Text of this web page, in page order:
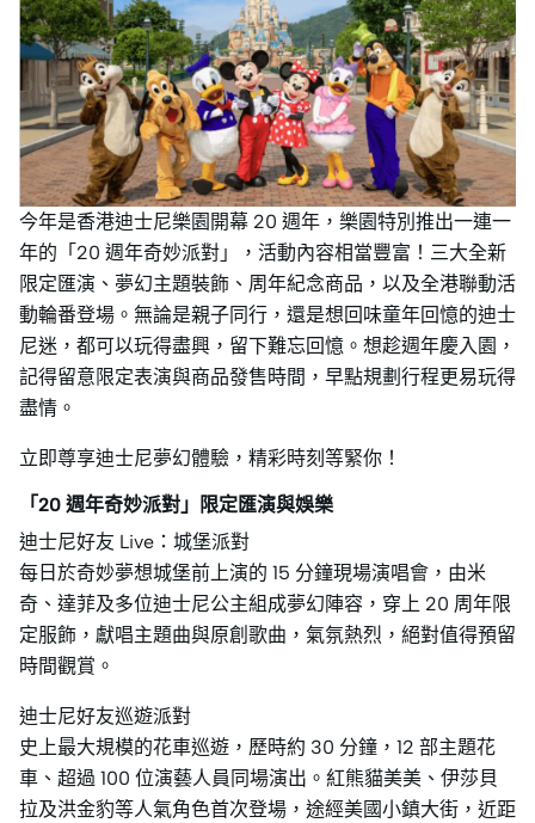
今年是香港迪士尼樂園開幕 20 週年，樂園特別推出一連一
年的「20 週年奇妙派對」，活動內容相當豐富！三大全新
限定匯演、夢幻主題裝飾、周年紀念商品，以及全港聯動活
動輪番登場。無論是親子同行，還是想回味童年回憶的迪士
尼迷，都可以玩得盡興，留下難忘回憶。想趁週年慶入園，
記得留意限定表演與商品發售時間，早點規劃行程更易玩得
盡情。
立即尊享迪士尼夢幻體驗，精彩時刻等緊你！
「20 週年奇妙派對」限定匯演與娛樂
迪士尼好友 Live：城堡派對
每日於奇妙夢想城堡前上演的 15 分鐘現場演唱會，由米
奇、達菲及多位迪士尼公主組成夢幻陣容，穿上 20 周年限
定服飾，獻唱主題曲與原創歌曲，氣氛熱烈，絕對值得預留
時間觀賞。
迪士尼好友巡遊派對
史上最大規模的花車巡遊，歷時約 30 分鐘，12 部主題花
車、超過 100 位演藝人員同場演出。紅熊貓美美、伊莎貝
拉及洪金豹等人氣角色首次登場，途經美國小鎮大街，近距